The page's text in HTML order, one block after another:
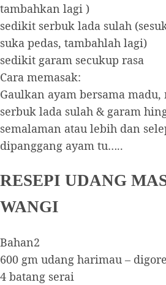
tambahkan lagi )
sedikit serbuk lada sulah
suka pedas, tambahlah lagi)
sedikit garam secukup rasa
Cara memasak:
Gaulkan ayam bersama
serbuk lada sulah & garam
semalaman atau lebih dan
dipanggang ayam tu…..
RESEPI UDANG
WANGI
Bahan2
600 gm udang harimau –
4 batang serai